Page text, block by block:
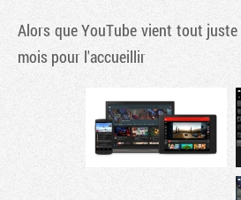
Alors que YouTube vient tout juste
mois pour l'accueillir